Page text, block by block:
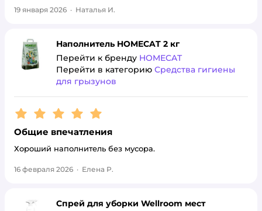
19 января 2026 · Наталья И.
Наполнитель HOMECAT 2 кг
Перейти к бренду HOMECAT
Перейти в категорию Средства гигиены
для грызунов
Рейтинг:5
Общие впечатления
Хороший наполнитель без мусора.
16 февраля 2026 · Елена Р.
Спрей для уборки Wellroom мест